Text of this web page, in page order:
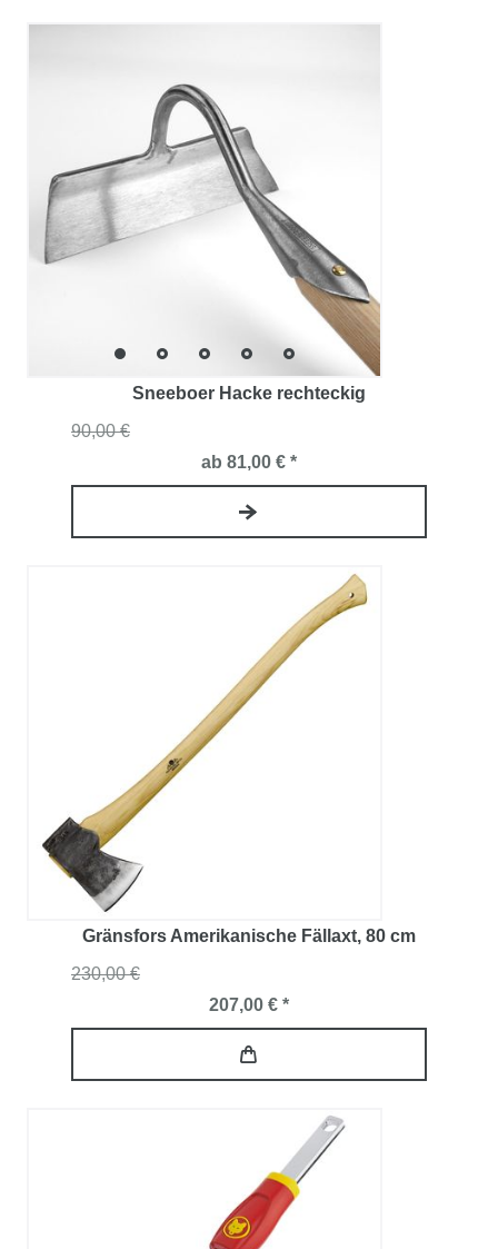
Sneeboer Hacke rechteckig
90,00 €
ab 81,00 € *
Gränsfors Amerikanische Fällaxt, 80 cm
230,00 €
207,00 € *